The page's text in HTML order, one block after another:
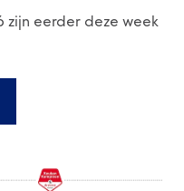
zijn eerder deze week